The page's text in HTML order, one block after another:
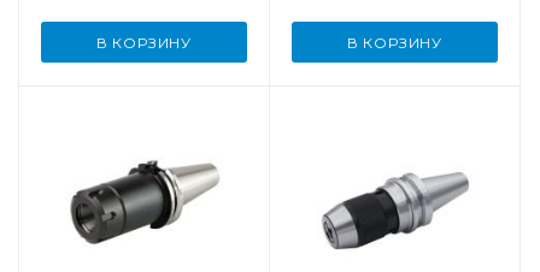
В КОРЗИНУ В КОРЗИНУ